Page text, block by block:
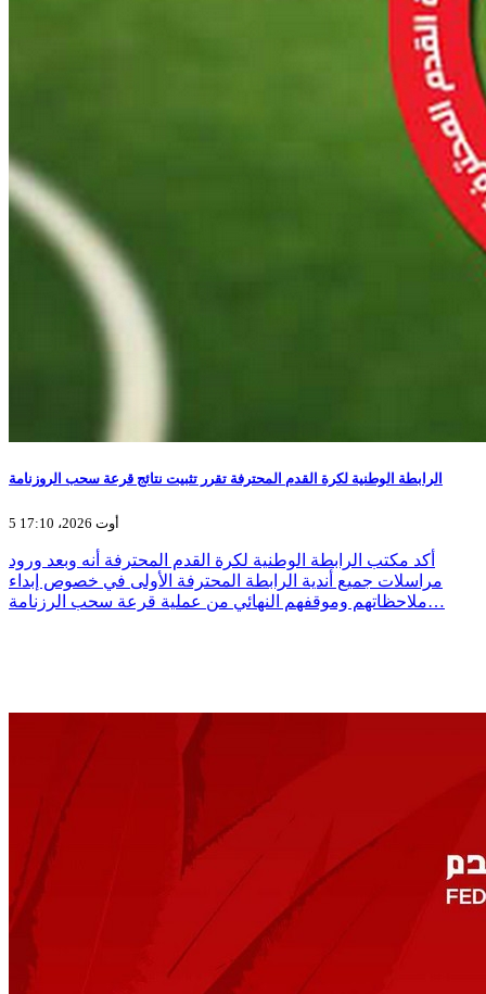
الرابطة الوطنية لكرة القدم المحترفة تقرر تثبيت نتائج قرعة سحب الروزنامة
5 أوت 2026، 17:10
أكد مكتب الرابطة الوطنية لكرة القدم المحترفة أنه وبعد ورود
مراسلات جميع أندية الرابطة المحترفة الأولى في خصوص إبداء
ملاحظاتهم وموقفهم النهائي من عملية قرعة سحب الرزنامة…